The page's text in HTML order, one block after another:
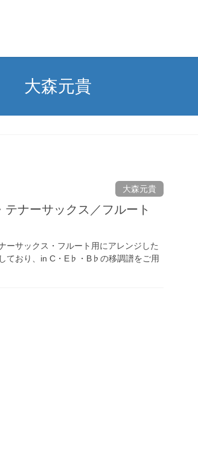
大森元貴
大森元貴
ナーサックス／フルート
ーサックス・フルート用にアレンジした
ており、in C・E♭・B♭の移調譜をご用